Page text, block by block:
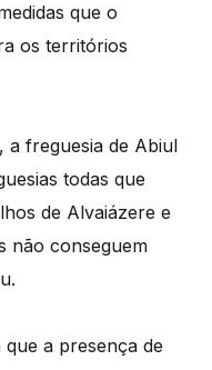
que o
os territórios
a freguesia de Abiul
todas que
de Alvaiázere e
não conseguem
a presença de